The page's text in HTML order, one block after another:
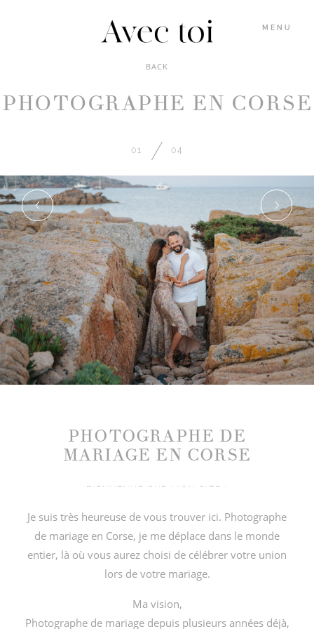
MENU
BACK
PHOTOGRAPHE EN CORSE
01 04
PHOTOGRAPHE DE
MARIAGE EN CORSE
BIENVENUE SUR MON SITE !
Je suis très heureuse de vous trouver ici. Photographe
de mariage en Corse, je me déplace dans le monde
entier, là où vous aurez choisi de célébrer votre union
lors de votre mariage.
Ma vision,
Photographe de mariage depuis plusieurs années déjà,
GALERIES
BLOG
MARION
M’ÉCRIRE